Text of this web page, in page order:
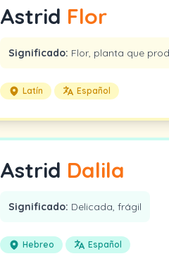
Astrid Flor
Significado: Flor, planta que
Latín Español
Astrid Dalila
Significado: Delicada, frágil
Hebreo Español